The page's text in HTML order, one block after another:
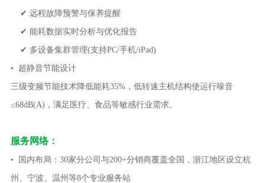
✔ 远程故障预警与保养提醒
✔ 能耗数据实时分析与优化报告
✔ 多设备集群管理(支持PC/手机/iPad)
• 超静音节能设计
三级变频节能技术降低能耗35%，低转速主机结构使运行噪音
≤68dB(A)，满足医疗、食品等敏感行业需求。
服务网络：
• 国内布局：30家分公司与200+分销商覆盖全国，浙江地区设立杭
州、宁波、温州等8个专业服务站